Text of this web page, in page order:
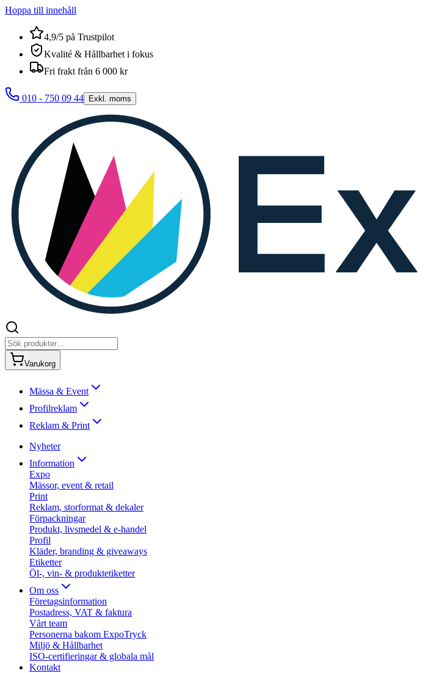
Hoppa till innehåll
4,9/5 på Trustpilot
Kvalité & Hållbarhet i fokus
Fri frakt från 6 000 kr
010 - 750 09 44 Exkl. moms
Varukorg
Mässa & Event
Profilreklam
Reklam & Print
Nyheter
Information
Expo
Mässor, event & retail
Print
Reklam, storformat & dekaler
Förpackningar
Produkt, livsmedel & e-handel
Profil
Kläder, branding & giveaways
Etiketter
Öl-, vin- & produktetiketter
Om oss
Företagsinformation
Postadress, VAT & faktura
Vårt team
Personerna bakom ExpoTryck
Miljö & Hållbarhet
ISO-certifieringar & globala mål
Kontakt